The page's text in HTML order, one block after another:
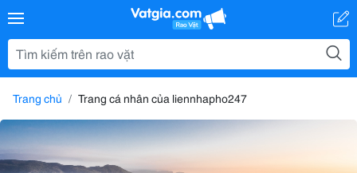
Trang chủ Trang cá nhân của liennhapho247